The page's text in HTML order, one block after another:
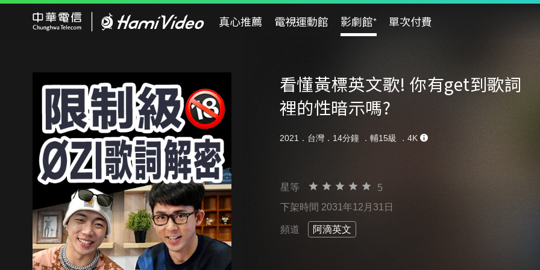
真心推薦 電視運動館 影劇館⁺ 單次付費
看懂黃標英文歌! 你有get到歌詞
裡的性暗示嗎?
2021．台灣．14分鐘 ． 輔15級 ．4K
星等
5
下架時間 2031年12月31日
頻道 阿滴英文